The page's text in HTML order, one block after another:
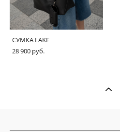
СУМКА LAKE
28 900 pуб.